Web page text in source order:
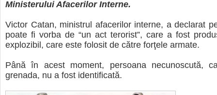
Ministerului Afacerilor Interne.
Victor Catan, ministrul afacerilor interne, a declarat
poate fi vorba de “un act terorist”, care a fost
explozibil, care este folosit de către forţele armate.
Până în acest moment, persoana necunoscută,
grenada, nu a fost identificată.